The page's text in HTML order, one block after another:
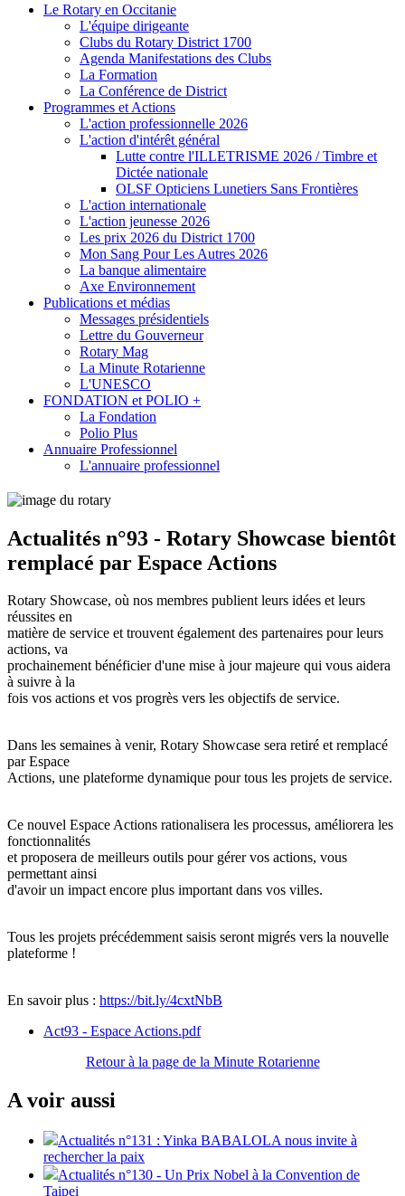
Le Rotary en Occitanie
L'équipe dirigeante
Clubs du Rotary District 1700
Agenda Manifestations des Clubs
La Formation
La Conférence de District
Programmes et Actions
L'action professionnelle 2026
L'action d'intérêt général
Lutte contre l'ILLETRISME 2026 / Timbre et
Dictée nationale
OLSF Opticiens Lunetiers Sans Frontières
L'action internationale
L'action jeunesse 2026
Les prix 2026 du District 1700
Mon Sang Pour Les Autres 2026
La banque alimentaire
Axe Environnement
Publications et médias
Messages présidentiels
Lettre du Gouverneur
Rotary Mag
La Minute Rotarienne
L'UNESCO
FONDATION et POLIO +
La Fondation
Polio Plus
Annuaire Professionnel
L'annuaire professionnel
Actualités n°93 - Rotary Showcase bientôt
remplacé par Espace Actions
Rotary Showcase, où nos membres publient leurs idées et leurs
réussites en
matière de service et trouvent également des partenaires pour leurs
actions, va
prochainement bénéficier d'une mise à jour majeure qui vous aidera
à suivre à la
fois vos actions et vos progrès vers les objectifs de service.
Dans les semaines à venir, Rotary Showcase sera retiré et remplacé
par Espace
Actions, une plateforme dynamique pour tous les projets de service.
Ce nouvel Espace Actions rationalisera les processus, améliorera les
fonctionnalités
et proposera de meilleurs outils pour gérer vos actions, vous
permettant ainsi
d'avoir un impact encore plus important dans vos villes.
Tous les projets précédemment saisis seront migrés vers la nouvelle
plateforme !
En savoir plus : https://bit.ly/4cxtNbB
Act93 - Espace Actions.pdf
Retour à la page de la Minute Rotarienne
A voir aussi
Actualités n°131 : Yinka BABALOLA nous invite à
rechercher la paix
Actualités n°130 - Un Prix Nobel à la Convention de
Taipei